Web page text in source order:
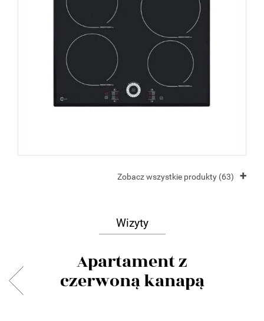
Zobacz wszystkie produkty (63) +
Wizyty
Apartament z
czerwoną kanapą